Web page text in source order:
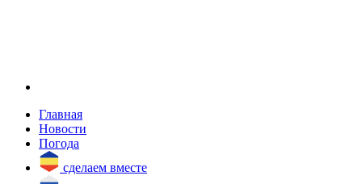
Главная
Новости
Погода
сделаем вместе